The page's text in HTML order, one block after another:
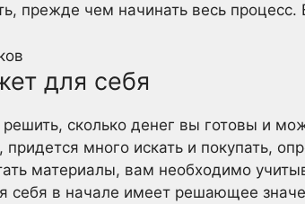
прежде чем начинать весь процесс.
для себя
сколько денег вы готовы и
много искать и покупать,
материалы, вам необходимо
себя в начале имеет решающее